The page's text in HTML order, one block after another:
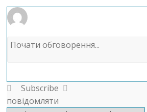
Subscribe
повідомляти